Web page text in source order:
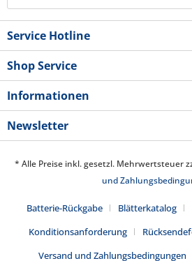
Service Hotline
Shop Service
Informationen
Newsletter
* Alle Preise inkl. gesetzl. Mehrwertsteuer
und
Batterie-Rückgabe Blätterkatalog
Konditionsanforderung
Versand und Zahlungsbedingungen